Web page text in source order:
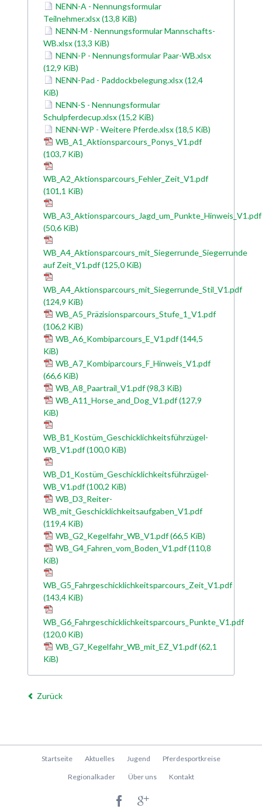
NENN-A - Nennungsformular
Teilnehmer.xlsx(13,8 KiB)
NENN-M - Nennungsformular Mannschafts-
WB.xlsx(13,3 KiB)
NENN-P - Nennungsformular Paar-WB.xlsx
(12,9 KiB)
NENN-Pad - Paddockbelegung.xlsx(12,4
KiB)
NENN-S - Nennungsformular
Schulpferdecup.xlsx(15,2 KiB)
NENN-WP - Weitere Pferde.xlsx(18,5 KiB)
WB_A1_Aktionsparcours_Ponys_V1.pdf
(103,7 KiB)
WB_A2_Aktionsparcours_Fehler_Zeit_V1.pdf
(101,1 KiB)
WB_A3_Aktionsparcours_Jagd_um_Punkte_Hinweis_V1.pdf
(50,6 KiB)
WB_A4_Aktionsparcours_mit_Siegerrunde_Siegerrunde
auf Zeit_V1.pdf(125,0 KiB)
WB_A4_Aktionsparcours_mit_Siegerrunde_Stil_V1.pdf
(124,9 KiB)
WB_A5_Präzisionsparcours_Stufe_1_V1.pdf
(106,2 KiB)
WB_A6_Kombiparcours_E_V1.pdf(144,5
KiB)
WB_A7_Kombiparcours_F_Hinweis_V1.pdf
(66,6 KiB)
WB_A8_Paartrail_V1.pdf(98,3 KiB)
WB_A11_Horse_and_Dog_V1.pdf(127,9
KiB)
WB_B1_Kostüm_Geschicklichkeitsführzügel-
WB_V1.pdf(100,0 KiB)
WB_D1_Kostüm_Geschicklichkeitsführzügel-
WB_V1.pdf(100,2 KiB)
WB_D3_Reiter-
WB_mit_Geschicklichkeitsaufgaben_V1.pdf
(119,4 KiB)
WB_G2_Kegelfahr_WB_V1.pdf(66,5 KiB)
WB_G4_Fahren_vom_Boden_V1.pdf(110,8
KiB)
WB_G5_Fahrgeschicklichkeitsparcours_Zeit_V1.pdf
(143,4 KiB)
WB_G6_Fahrgeschicklichkeitsparcours_Punkte_V1.pdf
(120,0 KiB)
WB_G7_Kegelfahr_WB_mit_EZ_V1.pdf(62,1
KiB)
Zurück
Navigation
Startseite Aktuelles Jugend Pferdesportkreise
Regionalkader Über uns Kontakt